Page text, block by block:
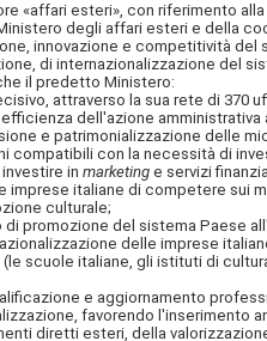
«affari esteri», con riferimento
degli affari esteri e della
innovazione e competitività
di internazionalizzazione del
il predetto Ministero:
attraverso la sua rete di 370
dell'azione
e patrimonializzazione delle
compatibili con la necessità di
investire inmarketing e servizi
imprese italiane di competere sui
culturale;
promozione del sistema Paese
delle imprese
scuole italiane, gli istituti di
e aggiornamento
favorendo
diretti esteri, della